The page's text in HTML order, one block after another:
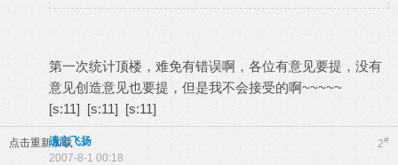
第一次统计顶楼，难免有错误啊，各位有意见要提，没有
意见创造意见也要提，但是我不会接受的啊~~~~~
[s:11] [s:11] [s:11]
点击重新加载 2#
遗忘飞扬
2007-8-1 00:18